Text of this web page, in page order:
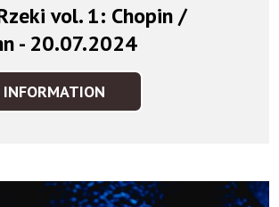
vol. 1: Chopin /
- 20.07.2024
INFORMATION
MUZYKA
CHOPIN